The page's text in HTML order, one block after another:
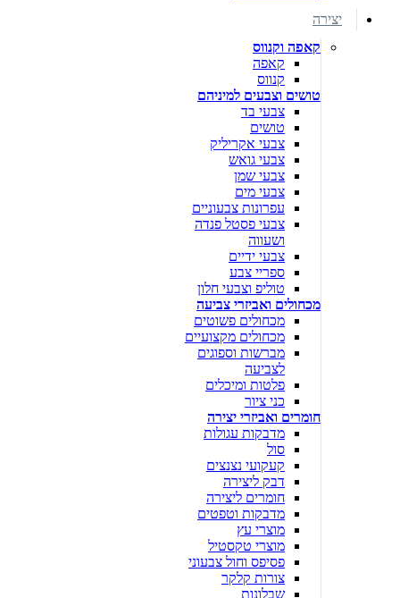
יצירה
קאפה וקנווס
קאפה
קנווס
טושים וצבעים למיניהם
צבעי בד
טושים
צבעי אקריליק
צבעי גואש
צבעי שמן
צבעי מים
עפרונות צבעוניים
צבעי פסטל פנדה
ושעווה
צבעי ידיים
ספריי צבע
טוליפ וצבעי חלון
מכחולים ואביזרי צביעה
מכחולים פשוטים
מכחולים מקצועיים
מברשות וספוגים
לצביעה
פלטות ומיכלים
כני ציור
חומרים ואביזרי יצירה
מדבקות עגולות
סול
קעקועי נצנצים
דבק ליצירה
חומרים ליצירה
מדבקות וטפטים
מוצרי עץ
מוצרי טקסטיל
פסיפס וחול צבעוני
צורות קלקר
שבלונות